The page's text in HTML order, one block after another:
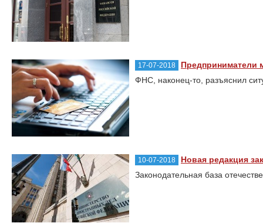
17-07-2018
Предприниматели
ФНС, наконец-то, разъяснил
10-07-2018
Новая редакция
Законодательная база